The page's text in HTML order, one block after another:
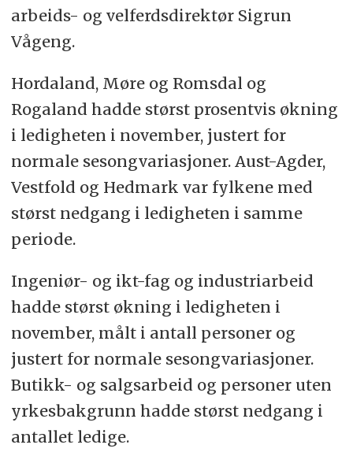
arbeids- og velferdsdirektør Sigrun
Vågeng.
Hordaland, Møre og Romsdal og
Rogaland hadde størst prosentvis økning
i ledigheten i november, justert for
normale sesongvariasjoner. Aust-Agder,
Vestfold og Hedmark var fylkene med
størst nedgang i ledigheten i samme
periode.
Ingeniør- og ikt-fag og industriarbeid
hadde størst økning i ledigheten i
november, målt i antall personer og
justert for normale sesongvariasjoner.
Butikk- og salgsarbeid og personer uten
yrkesbakgrunn hadde størst nedgang i
antallet ledige.